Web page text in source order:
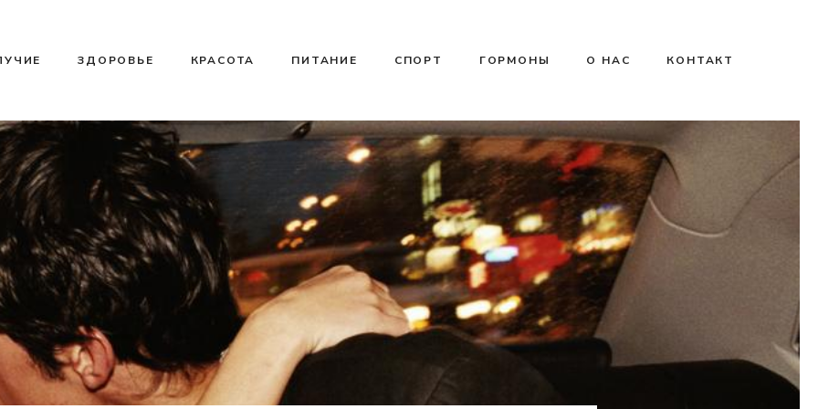
ЗДОРОВЬЕ КРАСОТА ПИТАНИЕ СПОРТ ГОРМОНЫ О НАС КОНТАКТ